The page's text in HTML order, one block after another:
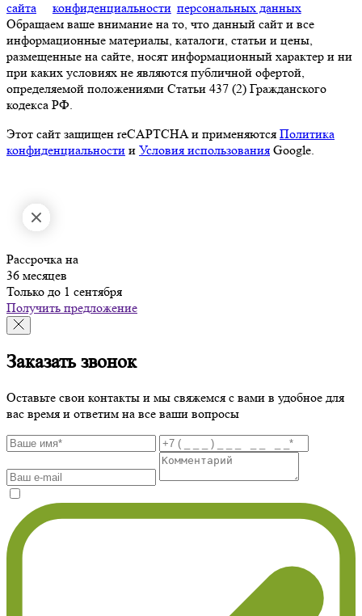
сайта конфиденциальности персональных данных
Обращаем ваше внимание на то, что данный сайт и все
информационные материалы, каталоги, статьи и цены,
размещенные на сайте, носят информационный характер и ни
при каких условиях не являются публичной офертой,
определяемой положениями Статьи 437 (2) Гражданского
кодекса РФ.
Этот сайт защищен reCAPTCHA и применяются Политика
конфиденциальности и Условия использования Google.
Рассрочка на
36 месяцев
Только до 1 сентября
Получить предложение
Заказать звонок
Оставьте свои контакты и мы свяжемся с вами в удобное для
вас время и ответим на все ваши вопросы